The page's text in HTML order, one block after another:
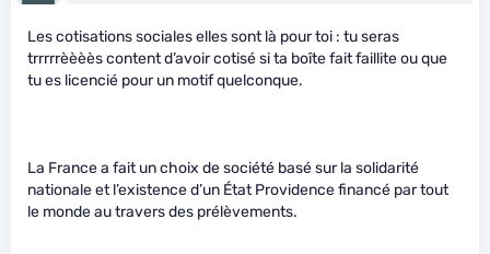
Les cotisations sociales elles sont là pour toi : tu seras
trrrrrèèèès content d’avoir cotisé si ta boîte fait faillite ou que
tu es licencié pour un motif quelconque.
La France a fait un choix de société basé sur la solidarité
nationale et l’existence d’un État Providence financé par tout
le monde au travers des prélèvements.